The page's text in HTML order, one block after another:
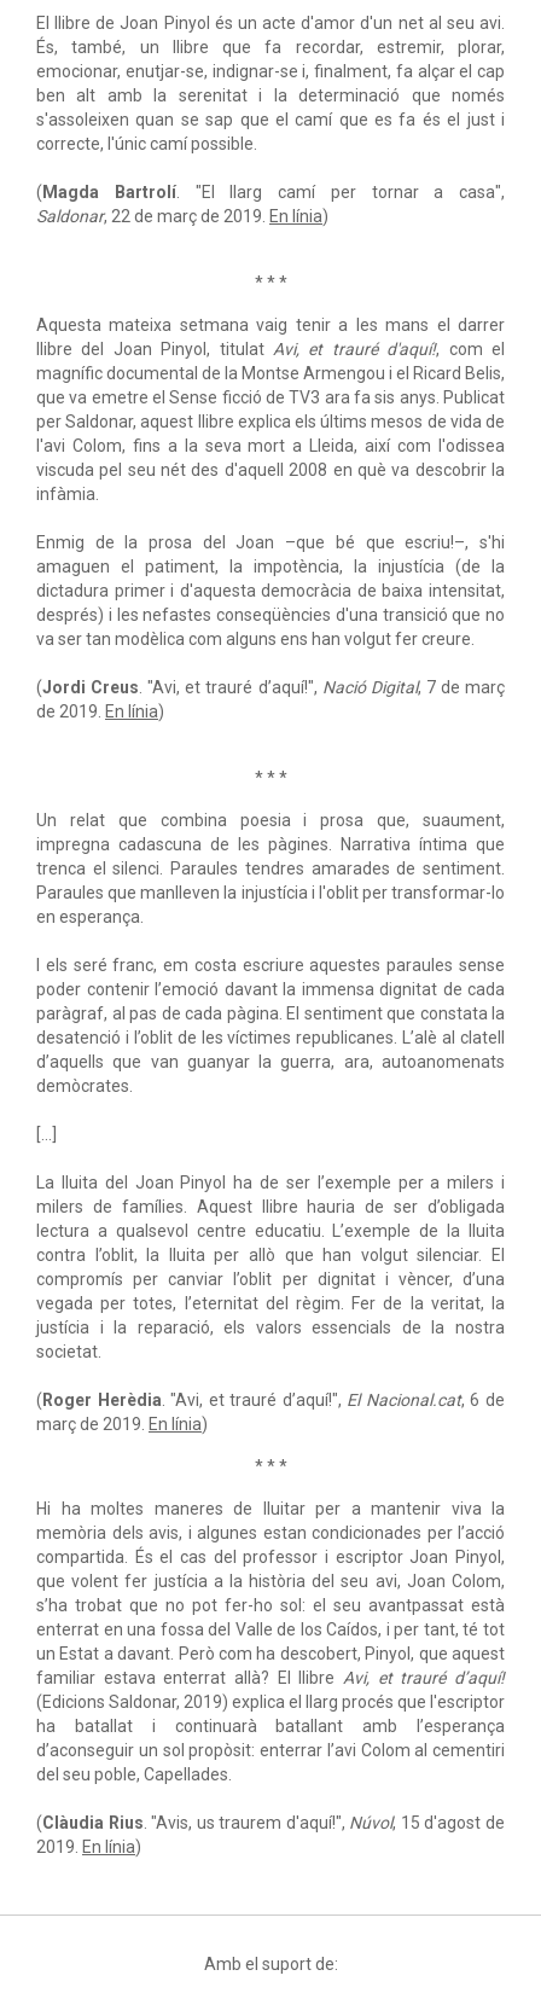
El llibre de Joan Pinyol és un acte d'amor d'un net al seu avi.
És, també, un llibre que fa recordar, estremir, plorar,
emocionar, enutjar-se, indignar-se i, finalment, fa alçar el cap
ben alt amb la serenitat i la determinació que només
s'assoleixen quan se sap que el camí que es fa és el just i
correcte, l'únic camí possible.
( Magda Bartrolí. "El llarg camí per tornar a casa",
Saldonar, 22 de març de 2019. En línia)
* * *
Aquesta mateixa setmana vaig tenir a les mans el darrer
llibre del Joan Pinyol, titulatAvi, et trauré d'aquí!, com el
magnífic documental de la Montse Armengou i el Ricard Belis,
que va emetre el Sense ficció de TV3 ara fa sis anys. Publicat
per Saldonar, aquest llibre explica els últims mesos de vida de
l'avi Colom, fins a la seva mort a Lleida, així com l'odissea
viscuda pel seu nét des d'aquell 2008 en què va descobrir la
infàmia.
Enmig de la prosa del Joan –que bé que escriu!–, s'hi
amaguen el patiment, la impotència, la injustícia (de la
dictadura primer i d'aquesta democràcia de baixa intensitat,
després) i les nefastes conseqüències d'una transició que no
va ser tan modèlica com alguns ens han volgut fer creure.
(Jordi Creus . "Avi, et trauré d’aquí!", Nació Digital, 7 de març
de 2019. En línia)
* * *
Un relat que combina poesia i prosa que, suaument,
impregna cadascuna de les pàgines. Narrativa íntima que
trenca el silenci. Paraules tendres amarades de sentiment.
Paraules que manlleven la injustícia i l'oblit per transformar-lo
en esperança.
I els seré franc, em costa escriure aquestes paraules sense
poder contenir l’emoció davant la immensa dignitat de cada
paràgraf, al pas de cada pàgina. El sentiment que constata la
desatenció i l’oblit de les víctimes republicanes. L’alè al clatell
d’aquells que van guanyar la guerra, ara, autoanomenats
demòcrates.
La lluita del Joan Pinyol ha de ser l’exemple per a milers i
milers de famílies. Aquest llibre hauria de ser d’obligada
lectura a qualsevol centre educatiu. L’exemple de la lluita
contra l’oblit, la lluita per allò que han volgut silenciar. El
compromís per canviar l’oblit per dignitat i vèncer, d’una
vegada per totes, l’eternitat del règim. Fer de la veritat, la
justícia i la reparació, els valors essencials de la nostra
societat.
( Roger Herèdia . "Avi, et trauré d’aquí!", El Nacional.cat, 6 de
març de 2019. En línia)
* * *
Hi ha moltes maneres de lluitar per a mantenir viva la
memòria dels avis, i algunes estan condicionades per l’acció
compartida. És el cas del professor i escriptor Joan Pinyol,
que volent fer justícia a la història del seu avi, Joan Colom,
s’ha trobat que no pot fer-ho sol: el seu avantpassat està
enterrat en una fossa del Valle de los Caídos, i per tant, té tot
un Estat a davant. Però com ha descobert, Pinyol, que aquest
familiar estava enterrat allà? El llibre Avi, et trauré d’aquí!
(Edicions Saldonar, 2019) explica el llarg procés que l'escriptor
ha batallat i continuarà batallant amb l’esperança
d’aconseguir un sol propòsit: enterrar l’avi Colom al cementiri
del seu poble, Capellades.
(Clàudia Rius . "Avis, us traurem d'aquí!", Núvol, 15 d'agost de
2019. En línia)
Amb el suport de: